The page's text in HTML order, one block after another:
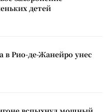
детей
в Рио-де-Жанейро унес